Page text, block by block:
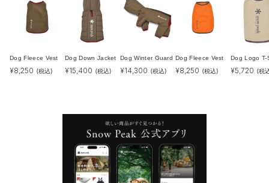
Dog Fleece Vest
¥8,250 (税込)
Dog Down Jacket
¥15,400 (税込)
Dog Winter Guard
¥14,300 (税込)
Dog Fleece Vest
¥8,250 (税込)
Dog Logo T-
¥5,720 (税